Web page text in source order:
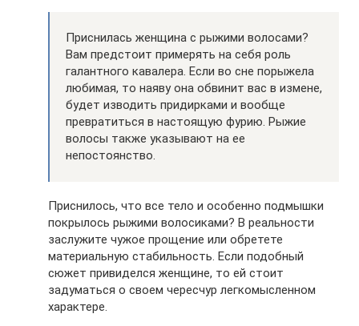
Приснилась женщина с рыжими волосами?
Вам предстоит примерять на себя роль
галантного кавалера. Если во сне порыжела
любимая, то наяву она обвинит вас в измене,
будет изводить придирками и вообще
превратиться в настоящую фурию. Рыжие
волосы также указывают на ее
непостоянство.
Приснилось, что все тело и особенно подмышки
покрылось рыжими волосиками? В реальности
заслужите чужое прощение или обретете
материальную стабильность. Если подобный
сюжет привиделся женщине, то ей стоит
задуматься о своем чересчур легкомысленном
характере.